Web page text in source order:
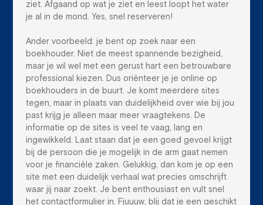
ziet. Afgaand op wat je ziet en leest loopt het water
je al in de mond. Yes, snel reserveren!
Ander voorbeeld: je bent op zoek naar een
boekhouder. Niet de meest spannende bezigheid,
maar je wil wel met een gerust hart een betrouwbare
professional kiezen. Dus oriënteer je je online op
boekhouders in de buurt. Je komt meerdere sites
tegen, maar in plaats van duidelijkheid over wie bij jou
past krijg je alleen maar meer vraagtekens. De
informatie op de sites is veel te vaag, lang en
ingewikkeld. Laat staan dat je een goed gevoel krijgt
bij de persoon die je mogelijk in de arm gaat nemen
voor je financiële zaken. Gelukkig, dan kom je op een
site met een duidelijk verhaal wat precies omschrijft
waar jij naar zoekt. Je bent enthousiast en vult snel
het contactformulier in. Fjuuuw, blij dat je een geschikt